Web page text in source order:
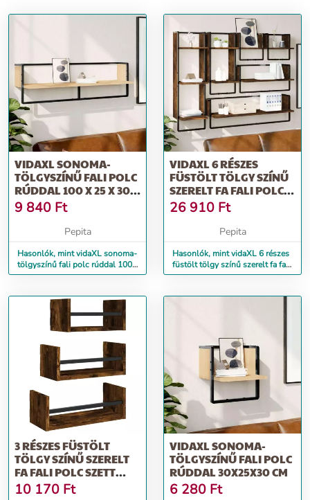
VIDAXL SONOMA-
TÖLGYSZÍNŰ FALI POLC
RÚDDAL 100 X 25 X 30
CM
9 840 Ft
Pepita
Hasonlók, mint vidaXL sonoma-
tölgyszínű fali polc rúddal 100
x 25 x 30 cm
VIDAXL 6 RÉSZES
FÜSTÖLT TÖLGY SZÍNŰ
SZERELT FA FALI POLC
SZETT RÚDDAL
26 910 Ft
Pepita
Hasonlók, mint vidaXL 6 részes
füstölt tölgy színű szerelt fa fali
polc szett rúddal
3 RÉSZES FÜSTÖLT
TÖLGY SZÍNŰ SZERELT
FA FALI POLC SZETT
RÚDDAL
10 170 Ft
VIDAXL SONOMA-
TÖLGYSZÍNŰ FALI POLC
RÚDDAL 30X25X30 CM
6 280 Ft